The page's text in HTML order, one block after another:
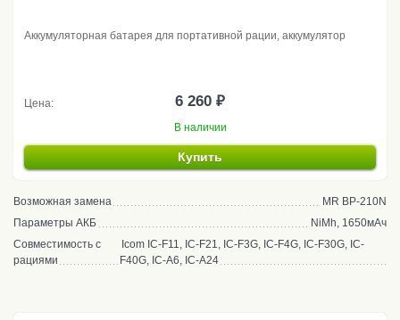
Аккумуляторная батарея для портативной рации, аккумулятор
Цена: 6 260 ₽
В наличии
Купить
Возможная замена
MR BP-210N
Параметры АКБ
NiMh, 1650мАч
Совместимость с
рациями
Icom IC-F11, IC-F21, IC-F3G, IC-F4G, IC-F30G, IC-
F40G, IC-A6, IC-A24